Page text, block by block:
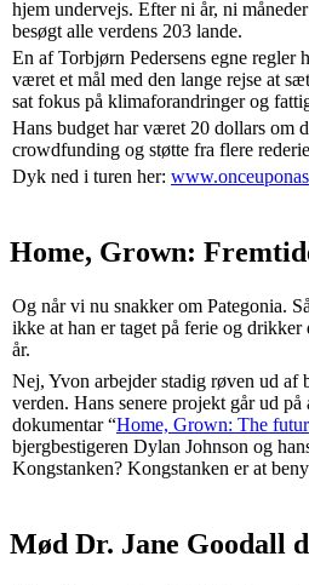
hjem undervejs. Efter ni år, ni
besøgt alle verdens 203 lande.
En af Torbjørn Pedersens egne
været et mål med den lange rejse at
sat fokus på klimaforandringer og
Hans budget har været 20 dollars om
crowdfunding og støtte fra flere
Dyk ned i turen her:
Home, Grown:
Og når vi nu snakker om Pategonia.
ikke at han er taget på ferie og
år.
Nej, Yvon arbejder stadig røven ud af
verden. Hans senere projekt går ud
dokumentar “Home, Grown: The
bjergbestigeren Dylan Johnson og
Kongstanken? Kongstanken er at
Mød Dr. Jane Goodall